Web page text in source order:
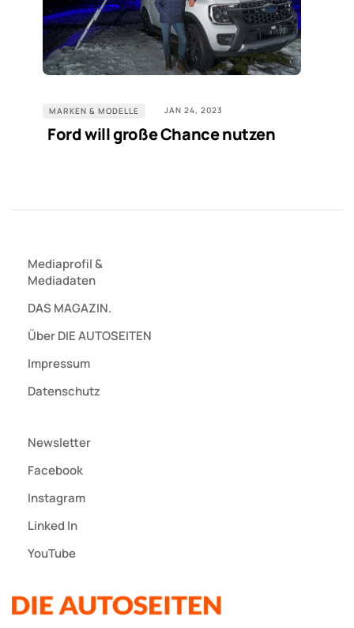
MARKEN & MODELLE JAN 24, 2023
Ford will große Chance nutzen
Mediaprofil&
Mediadaten
DAS MAGAZIN.
Über DIE AUTOSEITEN
Impressum
Datenschutz
Newsletter
Facebook
Instagram
Linked In
YouTube